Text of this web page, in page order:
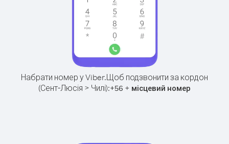
Набрати номер у Viber.Щоб подзвонити за кордон
(Сент-Люсія > Чилі):+56 + місцевий номер